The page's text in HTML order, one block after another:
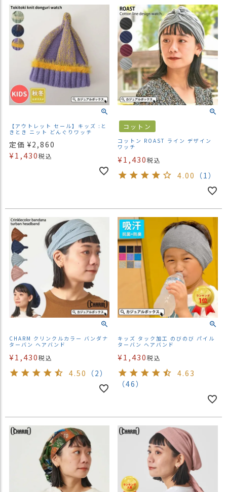
【アウトレット セール】キッズ :と
きとき ニット どんぐりワッチ
定価 ¥2,860
¥1,430税込
コットン
コットン ROAST ライン デザイン
ワッチ
¥1,430税込
4.00 （1）
CHARM クリンクルカラー バンダナ
ターバン ヘアバンド
¥1,430税込
4.50 （2）
キッズ タック加工 のびのび パイル
ターバン ヘアバンド
¥1,430税込
4.63
（46）